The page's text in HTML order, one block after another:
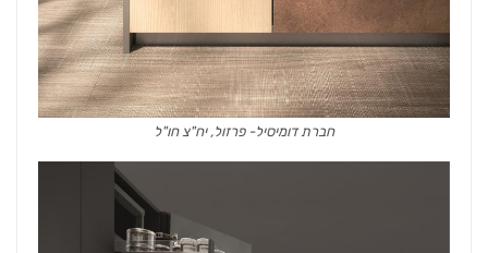
חברת דומיסיל- פרזול, יח"צ חו"ל